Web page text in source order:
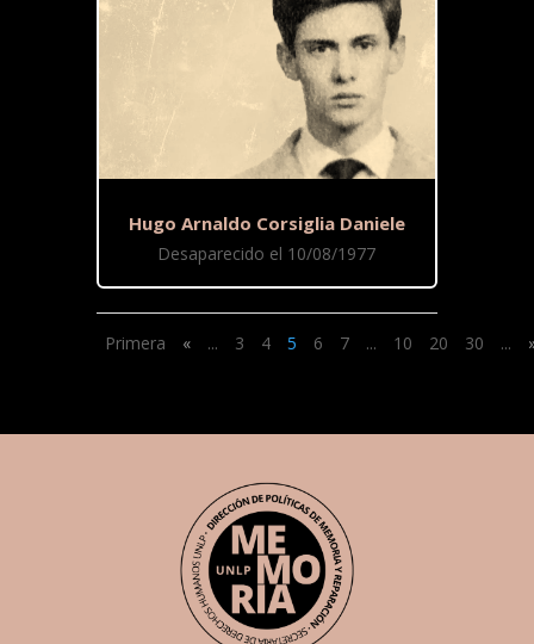
Hugo Arnaldo Corsiglia Daniele
Desaparecido el 10/08/1977
Primera « ... 3 4 5 6 7 ... 10 20 30 ...